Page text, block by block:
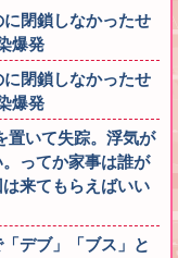
閉鎖しなかったせ
爆発
閉鎖しなかったせ
爆発
置いて失踪。浮気が
ってか家事は誰が
来てもらえばいい
デブ」「ブス」と